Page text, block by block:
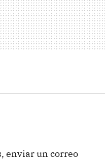
enviar un correo